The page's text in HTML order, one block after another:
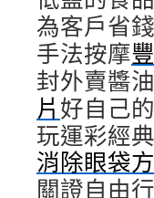
為客戶省
手法按摩
封外賣醬
片 好自己
玩運彩經
消除眼袋
關證自由